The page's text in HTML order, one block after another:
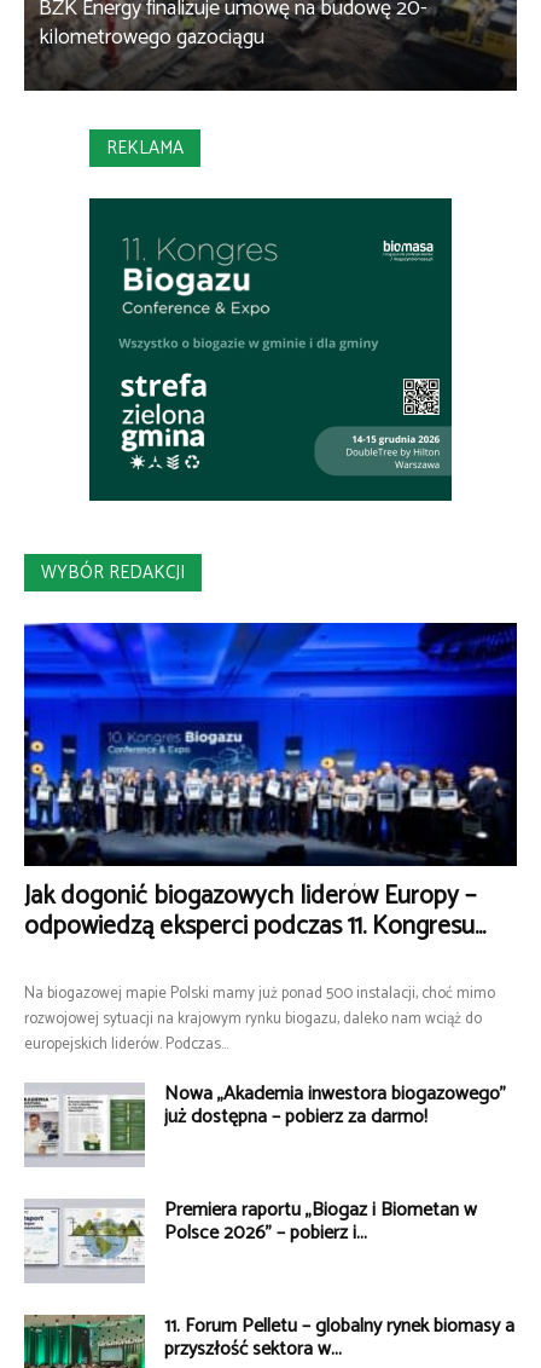
BZK Energy finalizuje umowę na budowę 20-
kilometrowego gazociągu
REKLAMA
WYBÓR REDAKCJI
Jak dogonić biogazowych liderów Europy –
odpowiedzą eksperci podczas 11. Kongresu...
Na biogazowej mapie Polski mamy już ponad 500 instalacji, choć mimo
rozwojowej sytuacji na krajowym rynku biogazu, daleko nam wciąż do
europejskich liderów. Podczas...
Nowa „Akademia inwestora biogazowego”
już dostępna – pobierz za darmo!
Premiera raportu „Biogaz i Biometan w
Polsce 2026” – pobierz i...
11. Forum Pelletu – globalny rynek biomasy a
przyszłość sektora w...